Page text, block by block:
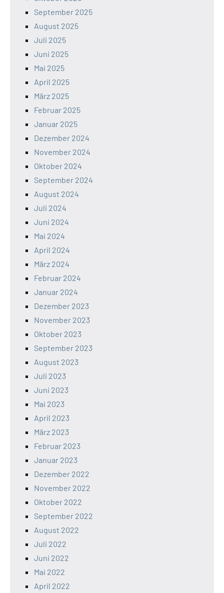
September 2025
August 2025
Juli 2025
Juni 2025
Mai 2025
April 2025
März 2025
Februar 2025
Januar 2025
Dezember 2024
November 2024
Oktober 2024
September 2024
August 2024
Juli 2024
Juni 2024
Mai 2024
April 2024
März 2024
Februar 2024
Januar 2024
Dezember 2023
November 2023
Oktober 2023
September 2023
August 2023
Juli 2023
Juni 2023
Mai 2023
April 2023
März 2023
Februar 2023
Januar 2023
Dezember 2022
November 2022
Oktober 2022
September 2022
August 2022
Juli 2022
Juni 2022
Mai 2022
April 2022